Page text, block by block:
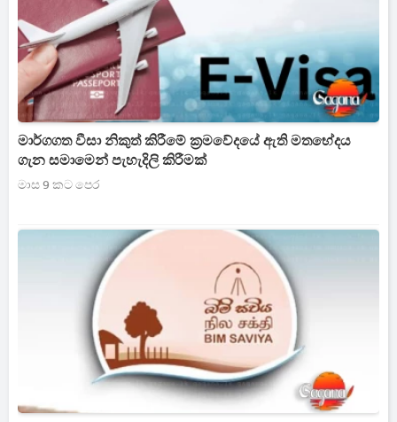
මාර්ගගත වීසා නිකුත් කිරීමේ ක්‍රමවේදයේ ඇති මතභේදය
ගැන සමාමෙන් පැහැදිලි කිරීමක්
මාස 9 කට පෙර